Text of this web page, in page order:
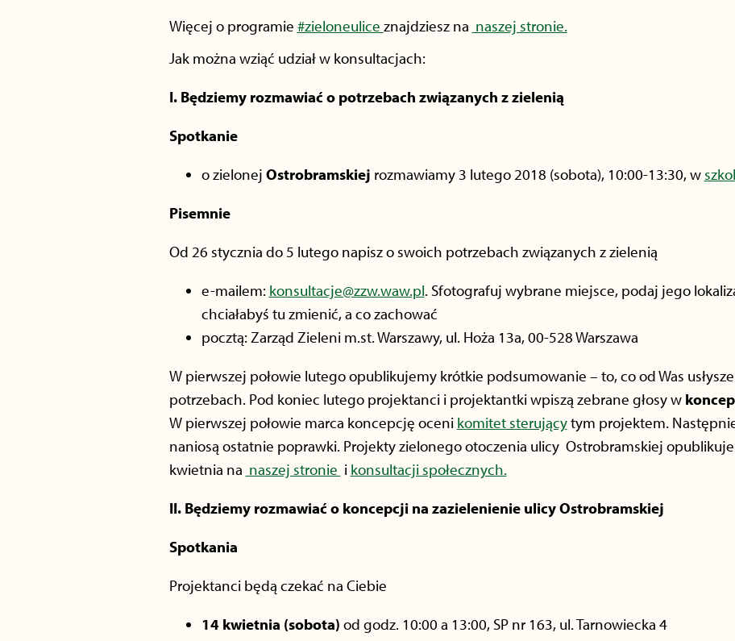
Więcej o programie #zieloneulice znajdziesz na naszej stronie.
Jak można wziąć udział w konsultacjach:
I. Będziemy rozmawiać o potrzebach związanych z zielenią
Spotkanie
o zielonej Ostrobramskiej rozmawiamy 3 lutego 2018 (sobota), 10:00-13:30, w
Pisemnie
Od 26 stycznia do 5 lutego napisz o swoich potrzebach związanych z zielenią
e-mailem: konsultacje@zzw.waw.pl. Sfotografuj wybrane miejsce, podaj jego
chciałabyś tu zmienić, a co zachować
pocztą: Zarząd Zieleni m.st. Warszawy, ul. Hoża 13a, 00-528 Warszawa
W pierwszej połowie lutego opublikujemy krótkie podsumowanie – to, co od Was
potrzebach. Pod koniec lutego projektanci i projektantki wpiszą zebrane głosy w
W pierwszej połowie marca koncepcję oceni komitet sterującytym projektem.
naniosą ostatnie poprawki. Projekty zielonego otoczenia ulicy Ostrobramskiej
kwietnia na naszej stronie i konsultacji społecznych.
II. Będziemy rozmawiać o koncepcji na zazielenienie ulicyOstrobramskiej
Spotkania
Projektanci będą czekać na Ciebie
14 kwietnia (sobota) od godz. 10:00 a 13:00, SP nr 163, ul. Tarnowiecka 4